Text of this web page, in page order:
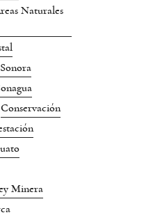
Naturales
Conservación
Minera